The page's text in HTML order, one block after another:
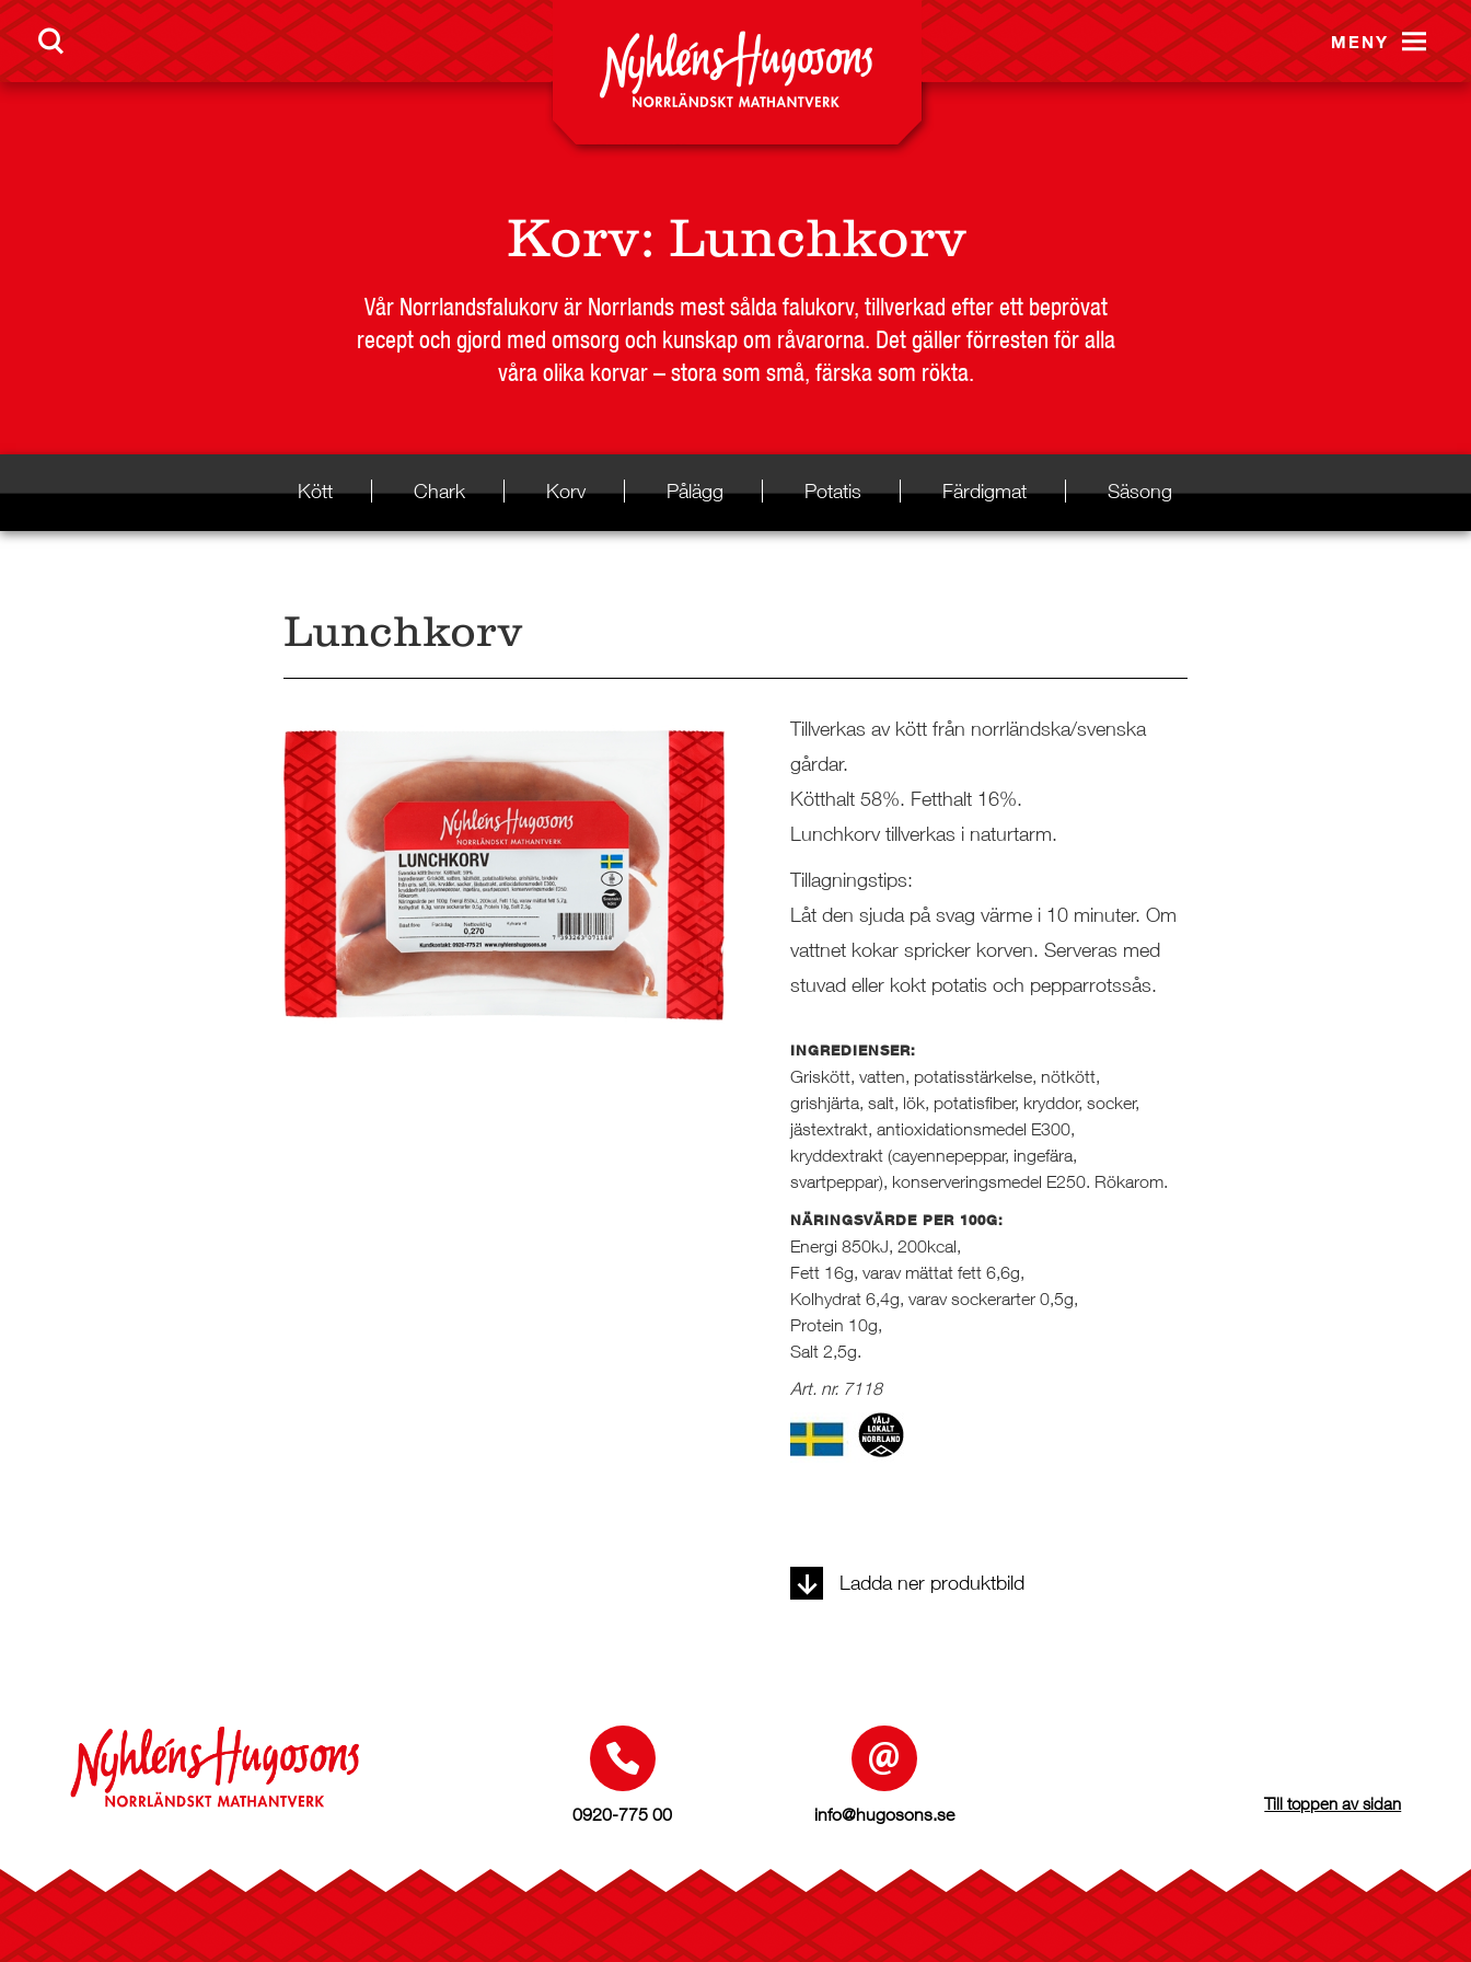
MENY
Korv: Lunchkorv
Vår Norrlandsfalukorv är Norrlands mest sålda falukorv, tillverkad efter ett beprövat
recept och gjord med omsorg och kunskap om råvarorna. Det gäller förresten för alla
våra olika korvar – stora som små, färska som rökta.
Kött Chark Korv Pålägg Potatis Färdigmat Säsong
Lunchkorv
Tillverkas av kött från norrländska/svenska
gårdar.
Kötthalt 58%. Fetthalt 16%.
Lunchkorv tillverkas i naturtarm.
Tillagningstips:
Låt den sjuda på svag värme i 10 minuter. Om
vattnet kokar spricker korven. Serveras med
stuvad eller kokt potatis och pepparrotssås.
INGREDIENSER:
Griskött, vatten, potatisstärkelse, nötkött,
grishjärta, salt, lök, potatisfiber, kryddor, socker,
jästextrakt, antioxidationsmedel E300,
kryddextrakt (cayennepeppar, ingefära,
svartpeppar), konserveringsmedel E250. Rökarom.
NÄRINGSVÄRDE PER 100G:
Energi 850kJ, 200kcal,
Fett 16g, varav mättat fett 6,6g,
Kolhydrat 6,4g, varav sockerarter 0,5g,
Protein 10g,
Salt 2,5g.
Art. nr. 7118
Ladda ner produktbild
0920-775 00 info@hugosons.se
Till toppen av sidan